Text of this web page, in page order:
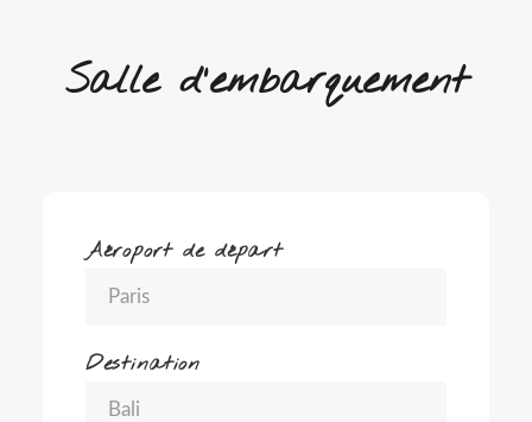
Salle d'embarquement
Aéroport de départ
Destination